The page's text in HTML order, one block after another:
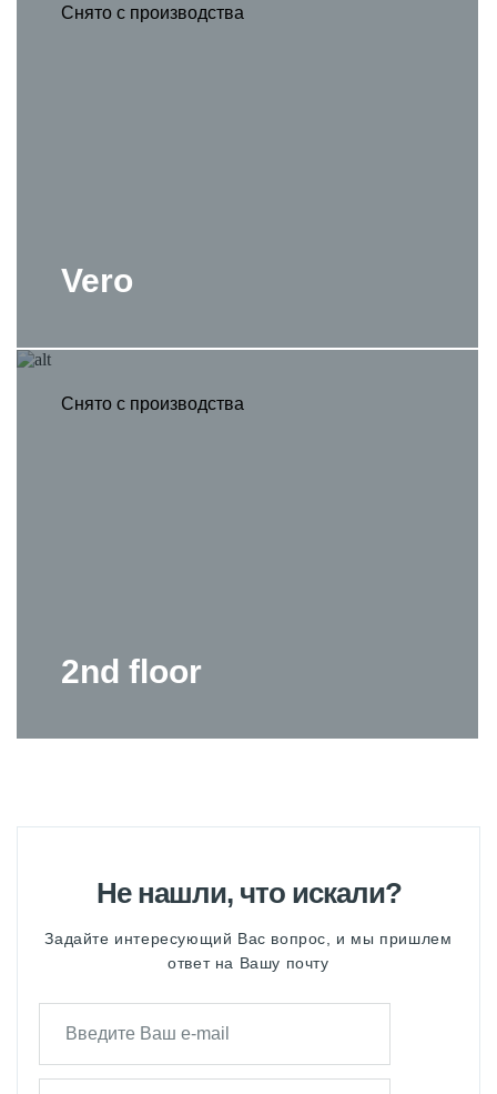
Снято с производства
Vero
Снято с производства
2nd floor
Не нашли, что искали?
Задайте интересующий Вас вопрос, и мы пришлем
ответ на Вашу почту